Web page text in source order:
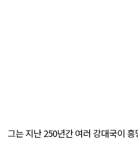
그는 지난 250년간 여러 강대국이